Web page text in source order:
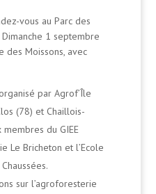
vous au Parc des
1 septembre
Moissons, avec
par Agrof’Île
(78) et Chaillois-
du GIEE
Le Bricheton et l’Ecole
sur l’agroforesterie